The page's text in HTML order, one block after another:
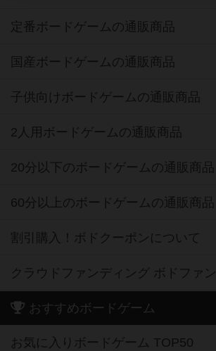
定番ボードゲームの通販商品
国産ボードゲームの通販商品
子供向けボードゲームの通販商品
2人用ボードゲームの通販商品
20分以下のボードゲームの通販商品
60分以上のボードゲームの通販商品
割引購入！ボドクーポンについて
クラウドファンディング ボドファン
おすすめボードゲーム
お気に入りボードゲーム TOP50